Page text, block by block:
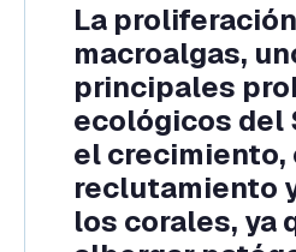
La
macroalgas,
principales
ecológicos del
el crecimiento,
reclutamiento
los corales, ya